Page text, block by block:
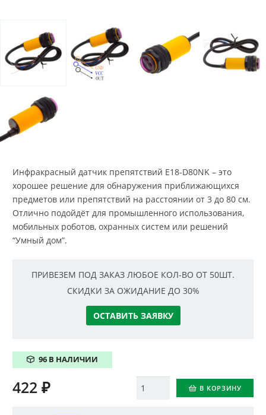
Инфракрасный датчик препятствий E18-D80NK – это
хорошее решение для обнаружения приближающихся
предметов или препятствий на расстоянии от 3 до 80 см.
Отлично подойдёт для промышленного использования,
мобильных роботов, охранных систем или решений
“Умный дом”.
ПРИВЕЗЕМ ПОД ЗАКАЗ ЛЮБОЕ КОЛ-ВО ОТ 50ШТ.
СКИДКИ ЗА ОЖИДАНИЕ ДО 30%
ОСТАВИТЬ ЗАЯВКУ
96 В НАЛИЧИИ
Количество В КОРЗИНУ
422 ₽